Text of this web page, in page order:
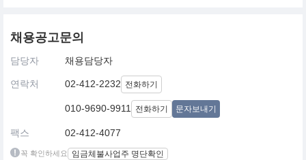
채용공고문의
담당자 채용담당자
연락처 02-412-2232 전화하기
010-9690-9911 전화하기 문자보내기
팩스 02-412-4077
꼭 확인하세요 임금체불사업주 명단확인